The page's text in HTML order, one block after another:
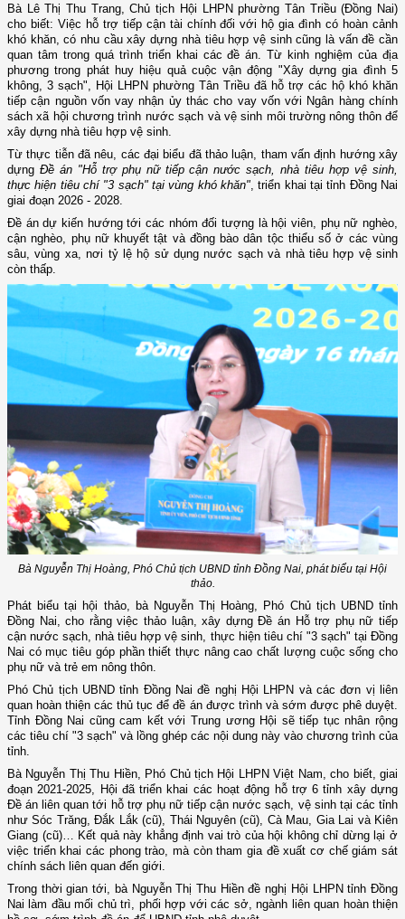
Bà Lê Thị Thu Trang, Chủ tịch Hội LHPN phường Tân Triều (Đồng Nai)
cho biết: Việc hỗ trợ tiếp cận tài chính đối với hộ gia đình có hoàn cảnh
khó khăn, có nhu cầu xây dựng nhà tiêu hợp vệ sinh cũng là vấn đề cần
quan tâm trong quá trình triển khai các đề án. Từ kinh nghiệm của địa
phương trong phát huy hiệu quả cuộc vận động "Xây dựng gia đình 5
không, 3 sạch", Hội LHPN phường Tân Triều đã hỗ trợ các hộ khó khăn
tiếp cận nguồn vốn vay nhận ủy thác cho vay vốn với Ngân hàng chính
sách xã hội chương trình nước sạch và vệ sinh môi trường nông thôn để
xây dựng nhà tiêu hợp vệ sinh.
Từ thực tiễn đã nêu, các đại biểu đã thảo luận, tham vấn định hướng xây
dựng Đề án "Hỗ trợ phụ nữ tiếp cận nước sạch, nhà tiêu hợp vệ sinh,
thực hiện tiêu chí "3 sạch" tại vùng khó khăn" , triển khai tại tỉnh Đồng Nai
giai đoạn 2026 - 2028.
Đề án dự kiến hướng tới các nhóm đối tượng là hội viên, phụ nữ nghèo,
cận nghèo, phụ nữ khuyết tật và đồng bào dân tộc thiểu số ở các vùng
sâu, vùng xa, nơi tỷ lệ hộ sử dụng nước sạch và nhà tiêu hợp vệ sinh
còn thấp.
Bà Nguyễn Thị Hoàng, Phó Chủ tịch UBND tỉnh Đồng Nai, phát biểu tại Hội
thảo.
Phát biểu tại hội thảo, bà Nguyễn Thị Hoàng, Phó Chủ tịch UBND tỉnh
Đồng Nai, cho rằng việc thảo luận, xây dựng Đề án Hỗ trợ phụ nữ tiếp
cận nước sạch, nhà tiêu hợp vệ sinh, thực hiện tiêu chí "3 sạch" tại Đồng
Nai có mục tiêu góp phần thiết thực nâng cao chất lượng cuộc sống cho
phụ nữ và trẻ em nông thôn.
Phó Chủ tịch UBND tỉnh Đồng Nai đề nghị Hội LHPN và các đơn vị liên
quan hoàn thiện các thủ tục để đề án được trình và sớm được phê duyệt.
Tỉnh Đồng Nai cũng cam kết với Trung ương Hội sẽ tiếp tục nhân rộng
các tiêu chí "3 sạch" và lồng ghép các nội dung này vào chương trình của
tỉnh.
Bà Nguyễn Thị Thu Hiền, Phó Chủ tịch Hội LHPN Việt Nam, cho biết, giai
đoạn 2021-2025, Hội đã triển khai các hoạt động hỗ trợ 6 tỉnh xây dựng
Đề án liên quan tới hỗ trợ phụ nữ tiếp cận nước sạch, vệ sinh tại các tỉnh
như Sóc Trăng, Đắk Lắk (cũ), Thái Nguyên (cũ), Cà Mau, Gia Lai và Kiên
Giang (cũ)… Kết quả này khẳng định vai trò của hội không chỉ dừng lại ở
việc triển khai các phong trào, mà còn tham gia đề xuất cơ chế giám sát
chính sách liên quan đến giới.
Trong thời gian tới, bà Nguyễn Thị Thu Hiền đề nghị Hội LHPN tỉnh Đồng
Nai làm đầu mối chủ trì, phối hợp với các sở, ngành liên quan hoàn thiện